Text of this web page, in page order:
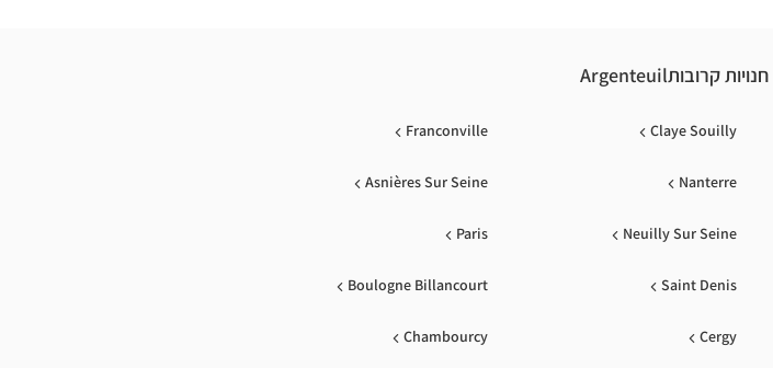
Claye Souilly
Franconville
Nanterre
Asnières Sur Seine
Neuilly Sur Seine
Paris
Saint Denis
Boulogne Billancourt
Cergy
Chambourcy